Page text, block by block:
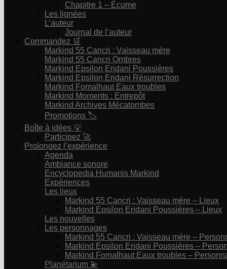
Chapitre 1 – Écume
Les lignées
L’auteur
Journal de l’auteur
Commandez 🛒
Markind 55 Cancri : Vaisseau mère
Markind 55 Cancri Ombres
Markind Epsilon Eridani Poussières
Markind Epsilon Eridani Résurrection
Markind Fomalhaut Eaux troubles
Markind Moments : Entrepôt
Markind Archives Mécatombes
Promotions 🏷
Boîte à idées 💡
Participez 🚀
Prolongez l’expérience
Agenda
Ambiance sonore
Encyclopedia Humanis Markind
Expériences
Les lieux
Markind 55 Cancri : Vaisseau mère – Lieux
Markind Epsilon Eridani Poussières – Lieux
Les nouvelles
Les personnages
Markind 55 Cancri : Vaisseau mère –
Markind Epsilon Eridani Poussières –
Markind Fomalhaut Eaux troubles –
Planétarium 💫